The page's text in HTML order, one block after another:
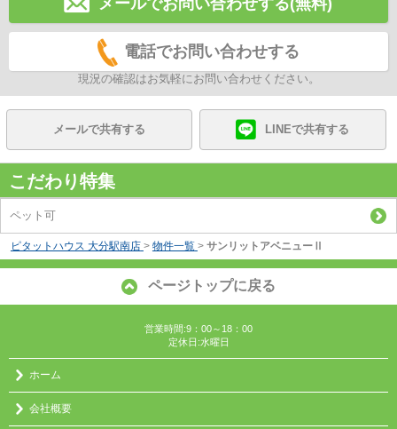
メールでお問い合わせする(無料)
電話でお問い合わせする
現況の確認はお気軽にお問い合わせください。
メールで共有する LINEで共有する
こだわり特集
ペット可
ピタットハウス 大分駅南店 > 物件一覧 > サンリットアベニューⅡ
ページトップに戻る
営業時間:9：00～18：00
定休日:水曜日
ホーム
会社概要